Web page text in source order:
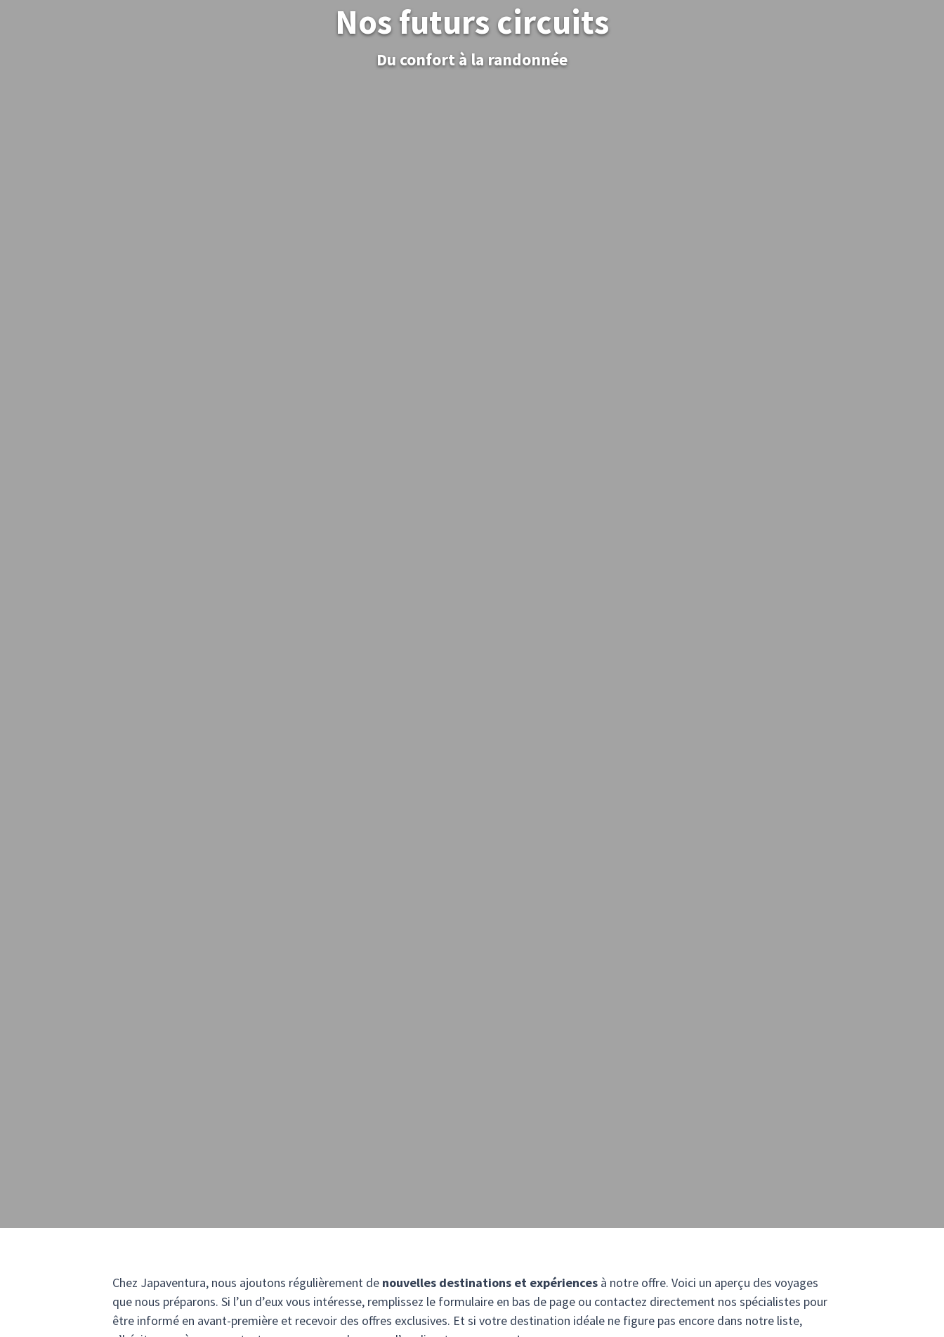
Nos futurs circuits
Du confort à la randonnée
Chez Japaventura, nous ajoutons régulièrement de nouvelles destinations et expériences à notre offre. Voici un aperçu des voyages
que nous préparons. Si l’un d’eux vous intéresse, remplissez le formulaire en bas de page ou contactez directement nos spécialistes pour
être informé en avant-première et recevoir des offres exclusives. Et si votre destination idéale ne figure pas encore dans notre liste,